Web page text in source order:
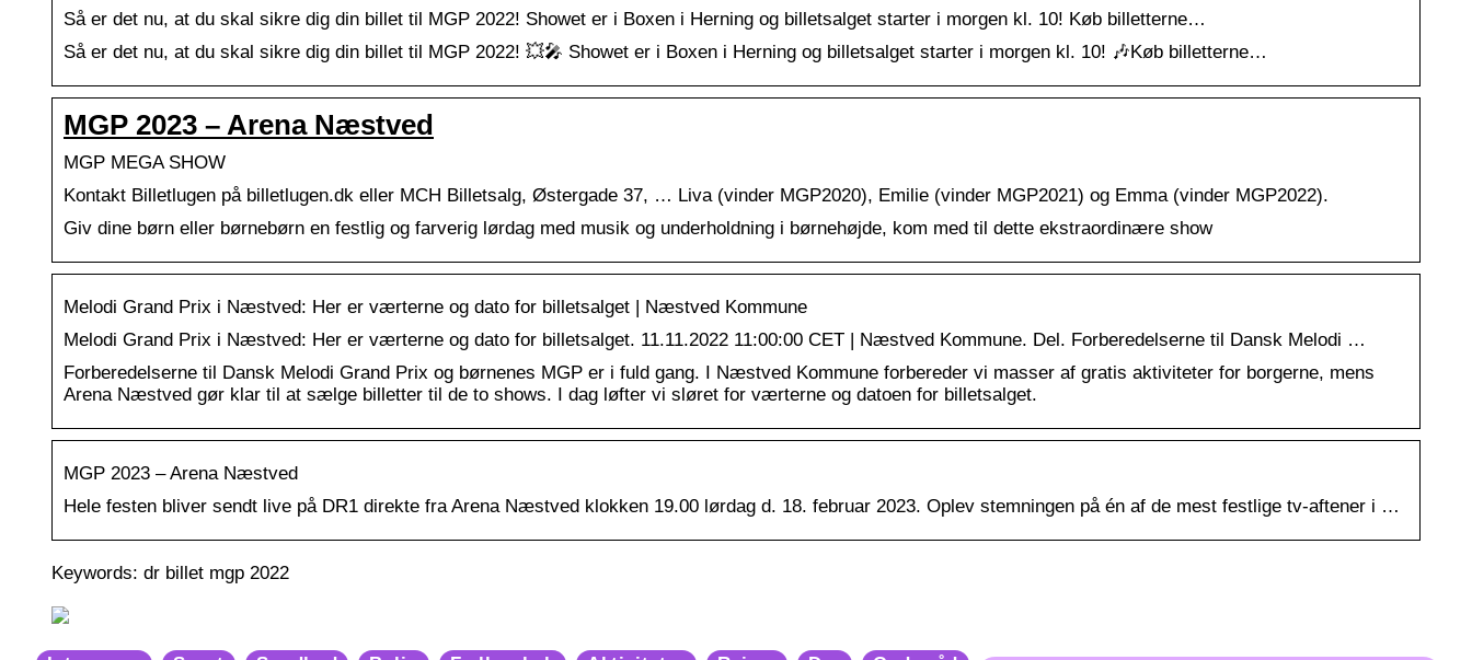
Så er det nu, at du skal sikre dig din billet til MGP 2022! Showet er i Boxen i Herning og billetsalget starter i morgen kl. 10! Køb billetterne…
Så er det nu, at du skal sikre dig din billet til MGP 2022! 💥🎤 Showet er i Boxen i Herning og billetsalget starter i morgen kl. 10! 🎶Køb billetterne…
MGP 2023 – Arena Næstved
MGP MEGA SHOW
Kontakt Billetlugen på billetlugen.dk eller MCH Billetsalg, Østergade 37, … Liva (vinder MGP2020), Emilie (vinder MGP2021) og Emma (vinder MGP2022).
Giv dine børn eller børnebørn en festlig og farverig lørdag med musik og underholdning i børnehøjde, kom med til dette ekstraordinære show
Melodi Grand Prix i Næstved: Her er værterne og dato for billetsalget | Næstved Kommune
Melodi Grand Prix i Næstved: Her er værterne og dato for billetsalget. 11.11.2022 11:00:00 CET | Næstved Kommune. Del. Forberedelserne til Dansk Melodi …
Forberedelserne til Dansk Melodi Grand Prix og børnenes MGP er i fuld gang. I Næstved Kommune forbereder vi masser af gratis aktiviteter for borgerne, mens
Arena Næstved gør klar til at sælge billetter til de to shows. I dag løfter vi sløret for værterne og datoen for billetsalget.
MGP 2023 – Arena Næstved
Hele festen bliver sendt live på DR1 direkte fra Arena Næstved klokken 19.00 lørdag d. 18. februar 2023. Oplev stemningen på én af de mest festlige tv-aftener i …
Keywords: dr billet mgp 2022